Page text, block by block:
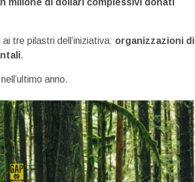
milione di dollari complessivi donati
tre pilastri dell’iniziativa: organizzazioni di
.
anno.